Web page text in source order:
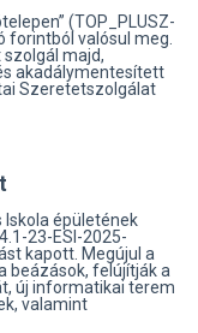
(TOP_PLUSZ-
forintból valósul meg.
majd,
akadálymentesített
Szeretetszolgálat
Iskola épületének
23-ESI-2025-
kapott. Megújul a
beázások, felújítják a
új informatikai terem
valamint